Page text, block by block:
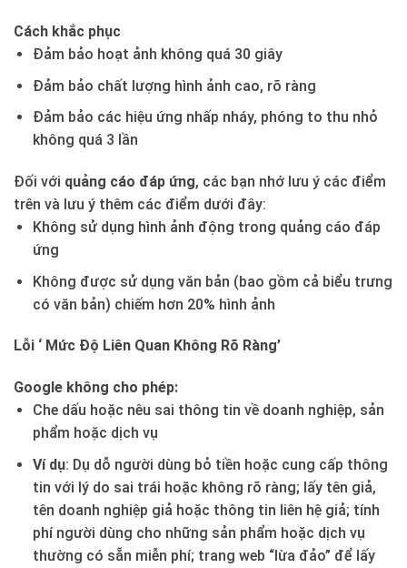
Cách khắc phục
Đảm bảo hoạt ảnh không quá 30 giây
Đảm bảo chất lượng hình ảnh cao, rõ ràng
Đảm bảo các hiệu ứng nhấp nháy, phóng to thu nhỏ
không quá 3 lần
Đối với quảng cáo đáp ứng, các bạn nhớ lưu ý các điểm
trên và lưu ý thêm các điểm dưới đây:
Không sử dụng hình ảnh động trong quảng cáo đáp
ứng
Không được sử dụng văn bản (bao gồm cả biểu trưng
có văn bản) chiếm hơn 20% hình ảnh
Lỗi ‘ Mức Độ Liên Quan Không Rõ Ràng’
Google không cho phép:
Che dấu hoặc nêu sai thông tin về doanh nghiệp, sản
phẩm hoặc dịch vụ
Ví dụ: Dụ dỗ người dùng bỏ tiền hoặc cung cấp thông
tin với lý do sai trái hoặc không rõ ràng; lấy tên giả,
tên doanh nghiệp giả hoặc thông tin liên hệ giả; tính
phí người dùng cho những sản phẩm hoặc dịch vụ
thường có sẵn miễn phí; trang web “lừa đảo” để lấy